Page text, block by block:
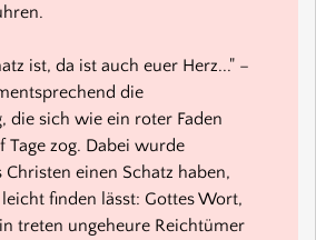
ist, da ist auch euer Herz..." –
die
die sich wie ein roter Faden
Tage zog. Dabei wurde
einen Schatz haben,
finden lässt: Gottes Wort,
treten ungeheure Reichtümer